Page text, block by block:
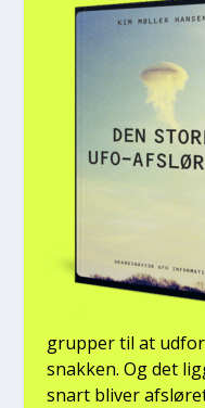
grup­per til at
snak­ken. Og det
snart bli­ver